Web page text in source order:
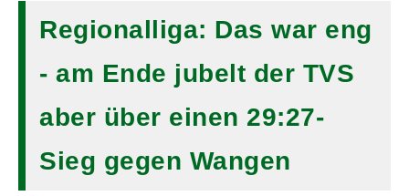
Regionalliga: Das war eng
- am Ende jubelt der TVS
aber über einen 29:27-
Sieg gegen Wangen